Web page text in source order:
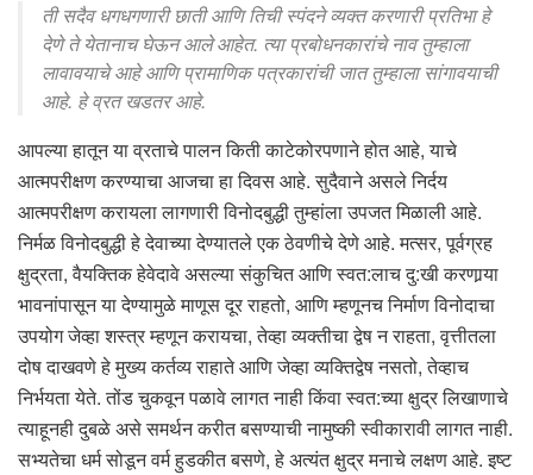
ती सदैव धगधगणारी छाती आणि तिची स्पंदने व्यक्त करणारी प्रतिभा हे
देणे ते येतानाच घेऊन आले आहेत. त्या प्रबोधनकारांचे नाव तुम्हाला
लावावयाचे आहे आणि प्रामाणिक पत्रकारांची जात तुम्हाला सांगावयाची
आहे. हे व्रत खडतर आहे.
आपल्या हातून या व्रताचे पालन किती काटेकोरपणाने होत आहे, याचे
आत्मपरीक्षण करण्याचा आजचा हा दिवस आहे. सुदैवाने असले निर्दय
आत्मपरीक्षण करायला लागणारी विनोदबुद्धी तुम्हांला उपजत मिळाली आहे.
निर्मळ विनोदबुद्धी हे देवाच्या देण्यातले एक ठेवणीचे देणे आहे. मत्सर, पूर्वग्रह
क्षुद्रता, वैयक्तिक हेवेदावे असल्या संकुचित आणि स्वत:लाच दु:खी करणार्‍या
भावनांपासून या देण्यामुळे माणूस दूर राहतो, आणि म्हणूनच निर्माण विनोदाचा
उपयोग जेव्हा शस्त्र म्हणून करायचा, तेव्हा व्यक्तीचा द्वेष न राहता, वृत्तीतला
दोष दाखवणे हे मुख्य कर्तव्य राहाते आणि जेव्हा व्यक्तिद्वेष नसतो, तेव्हाच
निर्भयता येते. तोंड चुकवून पळावे लागत नाही किंवा स्वत:च्या क्षुद्र लिखाणाचे
त्याहूनही दुबळे असे समर्थन करीत बसण्याची नामुष्की स्वीकारावी लागत नाही.
सभ्यतेचा धर्म सोडून वर्म हुडकीत बसणे, हे अत्यंत क्षुद्र मनाचे लक्षण आहे. इष्ट